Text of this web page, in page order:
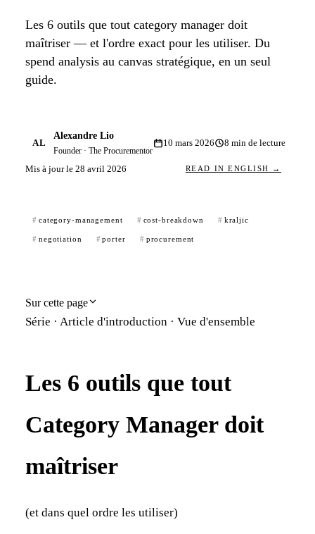
Les 6 outils que tout category manager doit
maîtriser — et l'ordre exact pour les utiliser. Du
spend analysis au canvas stratégique, en un seul
guide.
AL
Alexandre Lio
Founder · The Procurementor
10 mars 2026 8 min de lecture
Mis à jour le 28 avril 2026 READ IN ENGLISH →
category-management cost-breakdown kraljic
negotiation porter procurement
Sur cette page
Série · Article d'introduction · Vue d'ensemble
Les 6 outils que tout
Category Manager doit
maîtriser
(et dans quel ordre les utiliser)